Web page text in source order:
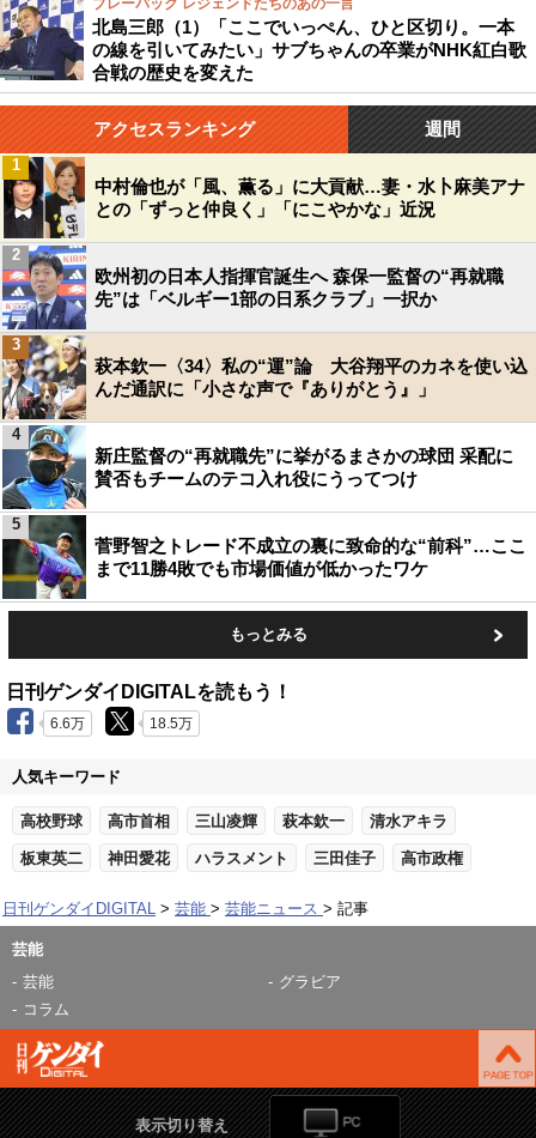
プレーバック レジェンドたちのあの一言
北島三郎（1）「ここでいっぺん、ひと区切り。一本
の線を引いてみたい」サブちゃんの卒業がNHK紅白歌
合戦の歴史を変えた
アクセスランキング 週間
中村倫也が「風、薫る」に大貢献…妻・水卜麻美アナ
との「ずっと仲良く」「にこやかな」近況
1
欧州初の日本人指揮官誕生へ 森保一監督の“再就職
先”は「ベルギー1部の日系クラブ」一択か
2
萩本欽一〈34〉私の“運”論 大谷翔平のカネを使い込
んだ通訳に「小さな声で『ありがとう』」
3
新庄監督の“再就職先”に挙がるまさかの球団 采配に
賛否もチームのテコ入れ役にうってつけ
4
菅野智之トレード不成立の裏に致命的な“前科”…ここ
まで11勝4敗でも市場価値が低かったワケ
5
もっとみる
日刊ゲンダイDIGITALを読もう！
6.6万 18.5万
人気キーワード
高校野球 高市首相 三山凌輝 萩本欽一 清水アキラ
板東英二 神田愛花 ハラスメント 三田佳子 高市政権
日刊ゲンダイDIGITAL 芸能 芸能ニュース 記事
芸能
芸能
グラビア
コラム
表示切り替え